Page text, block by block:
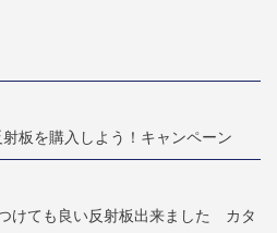
板を購入しよう！キャンペーン
ても良い反射板出来ました カタ